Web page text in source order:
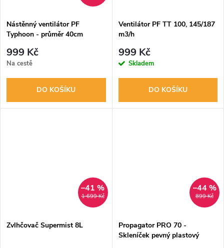
Nástěnný ventilátor PF
Typhoon - průměr 40cm
999 Kč
Na cestě
DO KOŠÍKU
Ventilátor PF TT 100, 145/187
m3/h
999 Kč
Skladem
DO KOŠÍKU
1 699 Kč
–41 %
Zvlhčovač Supermist 8L
899 Kč
–44 %
Propagator PRO 70 -
Skleníček pevný plastový